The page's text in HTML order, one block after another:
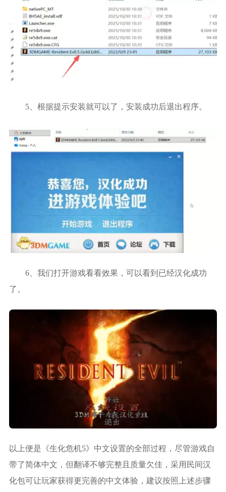
5、根据提示安装就可以了，安装成功后退出程序。
6、我们打开游戏看看效果，可以看到已经汉化成功
了。
以上便是《生化危机5》中文设置的全部过程，尽管游戏自
带了简体中文，但翻译不够完整且质量欠佳，采用民间汉
化包可让玩家获得更完善的中文体验，建议按照上述步骤